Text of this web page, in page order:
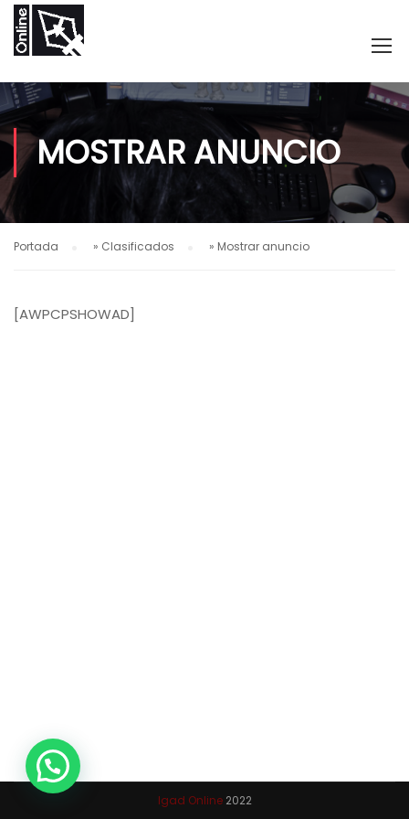
MOSTRAR ANUNCIO
Portada » Clasificados » Mostrar anuncio
[AWPCPSHOWAD]
Igad Online2022